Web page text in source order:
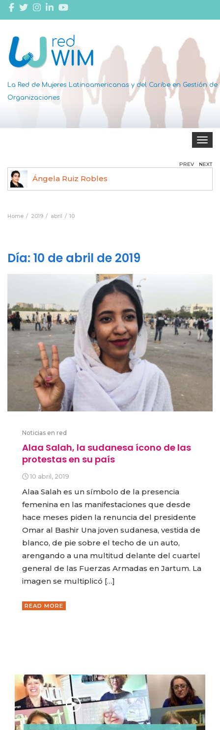
La Red de Mujeres Latinoamericanas y del Caribe en Gestión de
Organizaciones
Toggle
Ángela Ruiz Robles
PREV NEXT
Home 2019 abril 10
Día: 10 de abril de 2019
Noticias en red
Alaa Salah, la sudanesa ícono de las
protestas en su país
10 abril, 2019
Alaa Salah es un símbolo de la presencia
femenina en las manifestaciones que desde
hace meses piden la renuncia del presidente
Omar al Bashir Una joven sudanesa, vestida de
blanco, de pie sobre el techo de un auto,
arengando a una multitud delante del cuartel
general de las Fuerzas Armadas en Jartum. La
imagen se multiplicó […]
READ MORE